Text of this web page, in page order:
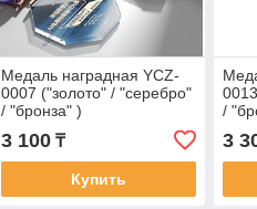
Медаль наградная YCZ-
0007 ("золото" / "серебро"
/ "бронза" )
3 100₸
Купить
/
3